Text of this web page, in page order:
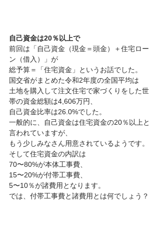
自己資金は20％以上で
前回は「自己資金（現金＝頭金）＋住宅ロー
ン（借入）」が
総予算＝「住宅資金」というお話でした。
国交省がまとめた令和2年度の全国平均は
土地を購入して注文住宅で家づくりをした世
帯の資金総額は4,606万円、
自己資金比率は26.0%でした。
一般的に、自己資金は住宅資金の20％以上と
言われていますが、
もう少しみなさん用意されているようです。
そして住宅資金の内訳は
70〜80%が本体工事費、
15〜20%が付帯工事費、
5〜10％が諸費用となります。
では、付帯工事費と諸費用とは何でしょう？